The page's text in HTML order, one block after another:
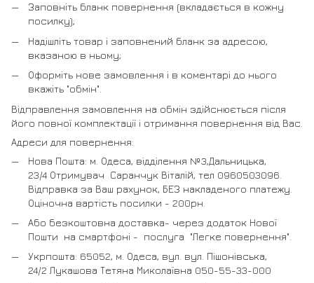
Заповніть бланк повернення (вкладається в кожну
посилку);
Надішліть товар і заповнений бланк за адресою,
вказаною в ньому;
Оформіть нове замовлення і в коментарі до нього
вкажіть "обмін".
Відправлення замовлення на обмін здійснюється після
його повної комплектації і отримання повернення від Вас.
Адреси для повернення:
Нова Пошта: м. Одеса, відділення №3,Дальницька,
23/4 Отримувач Саранчук Віталій, тел 0960503096.
Відправка за Ваш рахунок, БЕЗ накладеного платежу.
Оціночна вартість посилки - 200рн.
Або безкоштовна доставка- через додаток Нової
Пошти на смартфоні - послуга "Легке повернення".
Укрпошта: 65052, м. Одеса, вул. вул. Пішонівська,
24/2 Лукашова Тетяна Миколаївна 050-55-33-000